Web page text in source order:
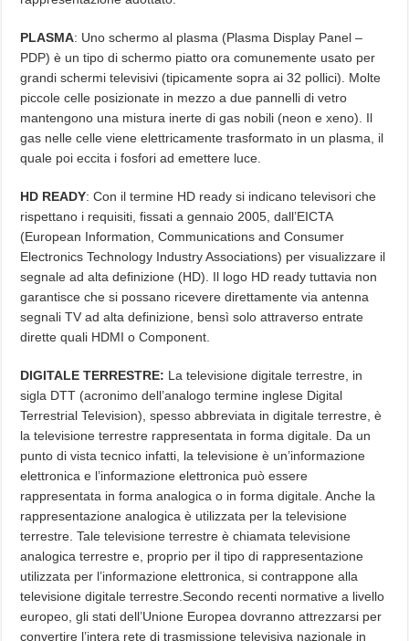
PLASMA: Uno schermo al plasma (Plasma Display Panel –
PDP) è un tipo di schermo piatto ora comunemente usato per
grandi schermi televisivi (tipicamente sopra ai 32 pollici). Molte
piccole celle posizionate in mezzo a due pannelli di vetro
mantengono una mistura inerte di gas nobili (neon e xeno). Il
gas nelle celle viene elettricamente trasformato in un plasma, il
quale poi eccita i fosfori ad emettere luce.
HD READY: Con il termine HD ready si indicano televisori che
rispettano i requisiti, fissati a gennaio 2005, dall’EICTA
(European Information, Communications and Consumer
Electronics Technology Industry Associations) per visualizzare il
segnale ad alta definizione (HD). Il logo HD ready tuttavia non
garantisce che si possano ricevere direttamente via antenna
segnali TV ad alta definizione, bensì solo attraverso entrate
dirette quali HDMI o Component.
DIGITALE TERRESTRE: La televisione digitale terrestre, in
sigla DTT (acronimo dell’analogo termine inglese Digital
Terrestrial Television), spesso abbreviata in digitale terrestre, è
la televisione terrestre rappresentata in forma digitale. Da un
punto di vista tecnico infatti, la televisione è un’informazione
elettronica e l’informazione elettronica può essere
rappresentata in forma analogica o in forma digitale. Anche la
rappresentazione analogica è utilizzata per la televisione
terrestre. Tale televisione terrestre è chiamata televisione
analogica terrestre e, proprio per il tipo di rappresentazione
utilizzata per l’informazione elettronica, si contrappone alla
televisione digitale terrestre.Secondo recenti normative a livello
europeo, gli stati dell’Unione Europea dovranno attrezzarsi per
convertire l’intera rete di trasmissione televisiva nazionale in